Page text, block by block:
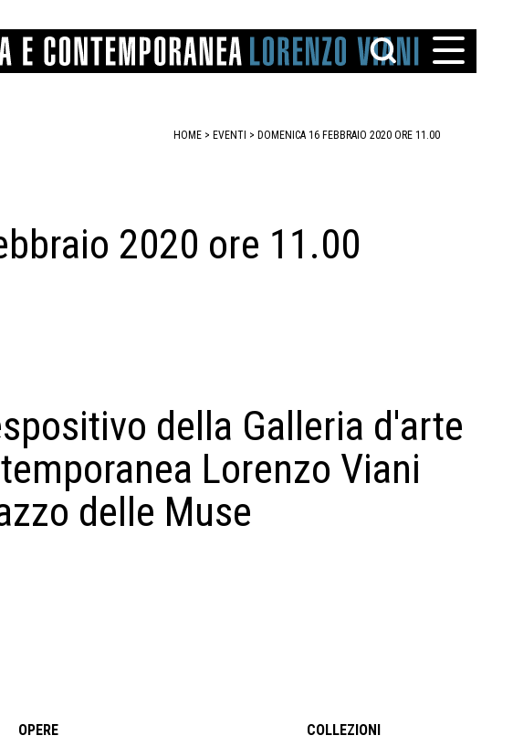
LUPORINI
MASCHIETTO
PARISI
HOME > EVENTI > DOMENICA 16 FEBBRAIO 2020 ORE 11.00
Domenica 16 febbraio 2020 ore 11.00
della Galleria d'arte
Lorenzo Viani
delle Muse
OPERE
COLLEZIONI